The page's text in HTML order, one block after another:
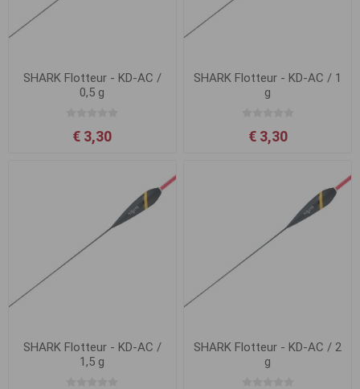
SHARK Flotteur - KD-AC /
0,5 g
€ 3,30
SHARK Flotteur - KD-AC / 1
g
€ 3,30
SHARK Flotteur - KD-AC /
1,5 g
SHARK Flotteur - KD-AC / 2
g